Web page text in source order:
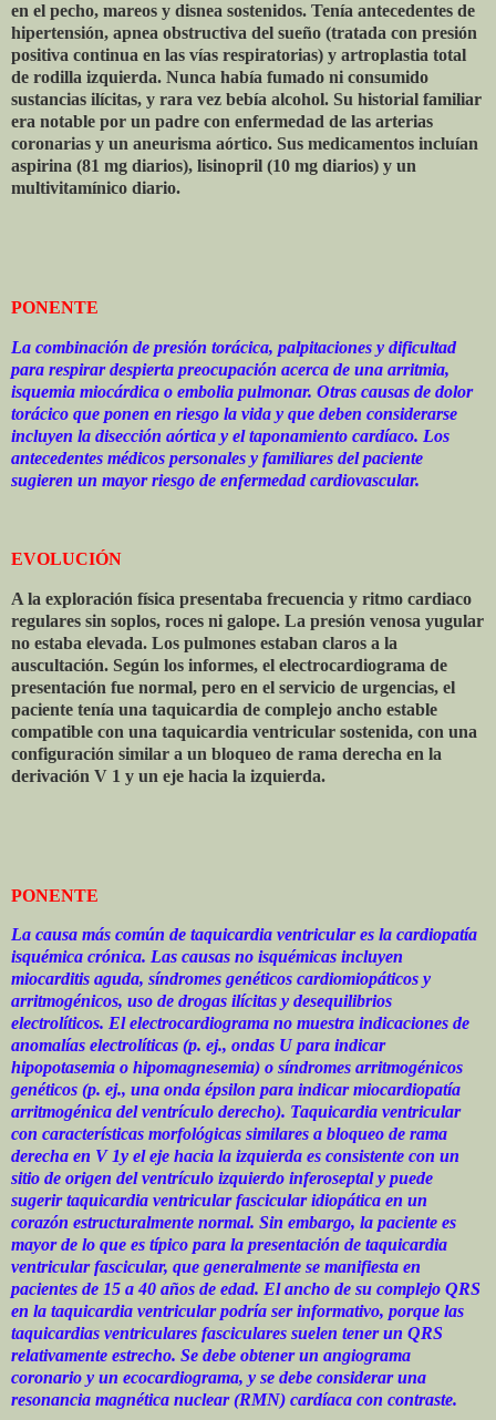
en el pecho, mareos y disnea sostenidos. Tenía antecedentes de
hipertensión, apnea obstructiva del sueño (tratada con presión
positiva continua en las vías respiratorias) y artroplastia total
de rodilla izquierda. Nunca había fumado ni consumido
sustancias ilícitas, y rara vez bebía alcohol. Su historial familiar
era notable por un padre con enfermedad de las arterias
coronarias y un aneurisma aórtico. Sus medicamentos incluían
aspirina (81 mg diarios), lisinopril (10 mg diarios) y un
multivitamínico diario.
PONENTE
La combinación de presión torácica, palpitaciones y dificultad
para respirar despierta preocupación acerca de una arritmia,
isquemia miocárdica o embolia pulmonar. Otras causas de dolor
torácico que ponen en riesgo la vida y que deben considerarse
incluyen la disección aórtica y el taponamiento cardíaco. Los
antecedentes médicos personales y familiares del paciente
sugieren un mayor riesgo de enfermedad cardiovascular.
EVOLUCIÓN
A la exploración física presentaba frecuencia y ritmo cardiaco
regulares sin soplos, roces ni galope. La presión venosa yugular
no estaba elevada. Los pulmones estaban claros a la
auscultación. Según los informes, el electrocardiograma de
presentación fue normal, pero en el servicio de urgencias, el
paciente tenía una taquicardia de complejo ancho estable
compatible con una taquicardia ventricular sostenida, con una
configuración similar a un bloqueo de rama derecha en la
derivación V 1 y un eje hacia la izquierda.
PONENTE
La causa más común de taquicardia ventricular es la cardiopatía
isquémica crónica. Las causas no isquémicas incluyen
miocarditis aguda, síndromes genéticos cardiomiopáticos y
arritmogénicos, uso de drogas ilícitas y desequilibrios
electrolíticos. El electrocardiograma no muestra indicaciones de
anomalías electrolíticas (p. ej., ondas U para indicar
hipopotasemia o hipomagnesemia) o síndromes arritmogénicos
genéticos (p. ej., una onda épsilon para indicar miocardiopatía
arritmogénica del ventrículo derecho). Taquicardia ventricular
con características morfológicas similares a bloqueo de rama
derecha en V 1y el eje hacia la izquierda es consistente con un
sitio de origen del ventrículo izquierdo inferoseptal y puede
sugerir taquicardia ventricular fascicular idiopática en un
corazón estructuralmente normal. Sin embargo, la paciente es
mayor de lo que es típico para la presentación de taquicardia
ventricular fascicular, que generalmente se manifiesta en
pacientes de 15 a 40 años de edad. El ancho de su complejo QRS
en la taquicardia ventricular podría ser informativo, porque las
taquicardias ventriculares fasciculares suelen tener un QRS
relativamente estrecho. Se debe obtener un angiograma
coronario y un ecocardiograma, y ​​se debe considerar una
resonancia magnética nuclear (RMN) cardíaca con contraste.